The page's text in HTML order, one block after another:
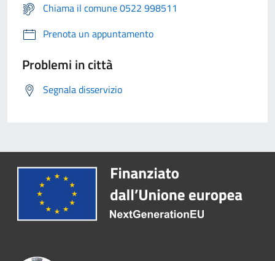
Chiama il comune 0522 998511
Prenota un appuntamento
Problemi in città
Segnala disservizio